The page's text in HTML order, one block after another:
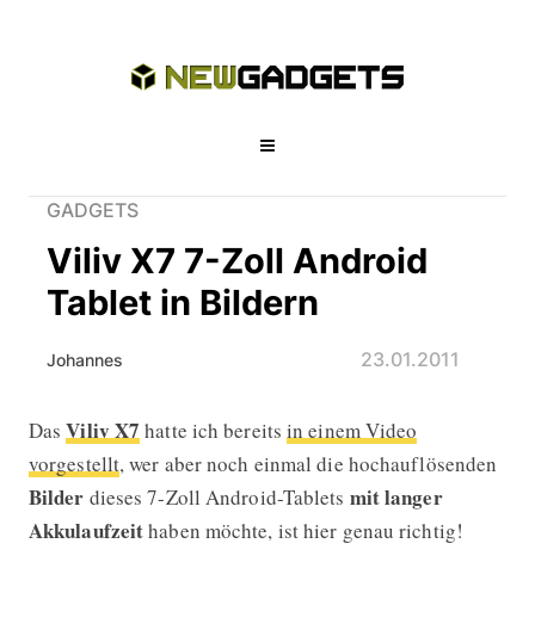
GADGETS
Viliv X7 7-Zoll Android
Tablet in Bildern
Johannes 23.01.2011
Viliv X7 7-Zoll Android Tablet in
DasViliv X7 hatte ich bereitsin einem Video
vorgestellt, wer aber noch einmal die hochauflösenden
Bilder dieses 7-Zoll Android-Tablets mit langer
Akkulaufzeithaben möchte, ist hier genau richtig!